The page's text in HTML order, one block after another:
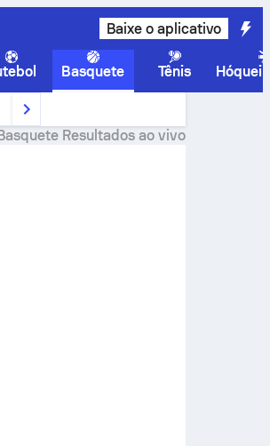
Baixe o aplicativo
Basquete Tênis Hóquei
Resultados ao vivo